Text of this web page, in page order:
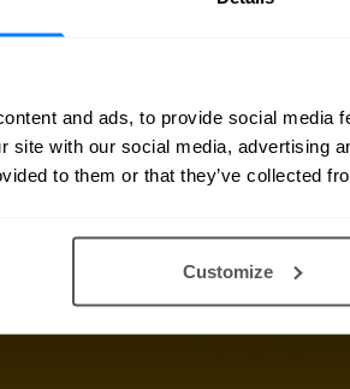
and ads, to provide social media
site with our social media, advertising
to them or that they’ve collected
Customize
techniques,
équipe d'experts à